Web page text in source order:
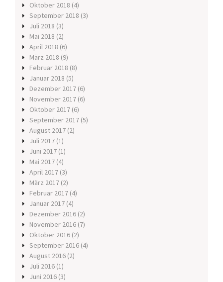
Oktober 2018 (4)
September 2018 (3)
Juli 2018 (3)
Mai 2018 (2)
April 2018 (6)
März 2018 (9)
Februar 2018 (8)
Januar 2018 (5)
Dezember 2017 (6)
November 2017 (6)
Oktober 2017 (6)
September 2017 (5)
August 2017 (2)
Juli 2017 (1)
Juni 2017 (1)
Mai 2017 (4)
April 2017 (3)
März 2017 (2)
Februar 2017 (4)
Januar 2017 (4)
Dezember 2016 (2)
November 2016 (7)
Oktober 2016 (2)
September 2016 (4)
August 2016 (2)
Juli 2016 (1)
Juni 2016 (3)